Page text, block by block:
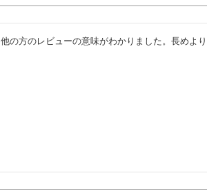
他の方のレビューの意味がわかりました。長めよ